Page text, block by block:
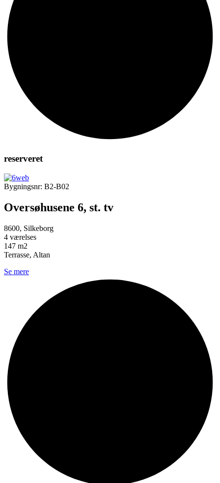
reserveret
Bygningsnr: B2-B02
Oversøhusene 6, st. tv
8600, Silkeborg
4 værelses
147 m2
Terrasse, Altan
Se mere